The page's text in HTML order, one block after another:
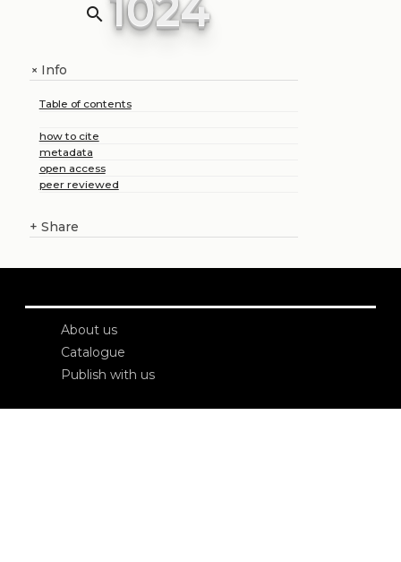
search
+Info
Table of contents
how to cite
metadata
open access
peer reviewed
+ Share
About us
Catalogue
Publish with us